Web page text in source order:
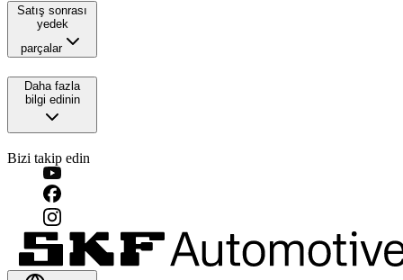
Satış sonrası
yedek
parçalar
Daha fazla
bilgi edinin
Bizi takip edin